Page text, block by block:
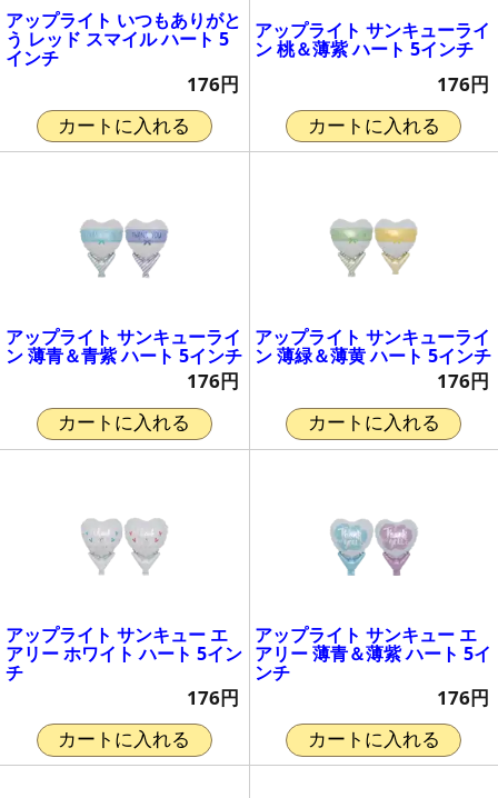
アップライト いつもありがと
う レッド スマイル ハート 5
インチ
176円
カートに入れる
アップライト サンキューライ
ン 桃＆薄紫 ハート 5インチ
176円
カートに入れる
アップライト サンキューライ
ン 薄青＆青紫 ハート 5インチ
176円
カートに入れる
アップライト サンキューライ
ン 薄緑＆薄黄 ハート 5インチ
176円
カートに入れる
アップライト サンキュー エ
アリー ホワイト ハート 5イン
チ
176円
カートに入れる
アップライト サンキュー エ
アリー 薄青＆薄紫 ハート 5イ
ンチ
176円
カートに入れる